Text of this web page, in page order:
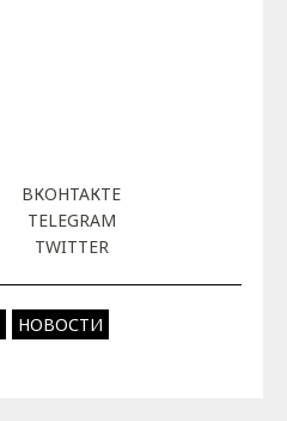
ВКОНТАКТЕ
TELEGRAM
TWITTER
НОВОСТИ